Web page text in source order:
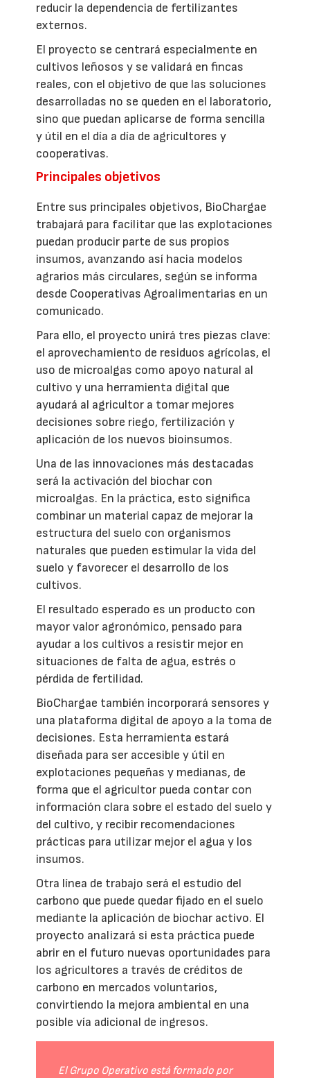
reducir la dependencia de fertilizantes
externos.
El proyecto se centrará especialmente en
cultivos leñosos y se validará en fincas
reales, con el objetivo de que las soluciones
desarrolladas no se queden en el laboratorio,
sino que puedan aplicarse de forma sencilla
y útil en el día a día de agricultores y
cooperativas.
Principales objetivos
Entre sus principales objetivos, BioChargae
trabajará para facilitar que las explotaciones
puedan producir parte de sus propios
insumos, avanzando así hacia modelos
agrarios más circulares, según se informa
desde Cooperativas Agroalimentarias en un
comunicado.
Para ello, el proyecto unirá tres piezas clave:
el aprovechamiento de residuos agrícolas, el
uso de microalgas como apoyo natural al
cultivo y una herramienta digital que
ayudará al agricultor a tomar mejores
decisiones sobre riego, fertilización y
aplicación de los nuevos bioinsumos.
Una de las innovaciones más destacadas
será la activación del biochar con
microalgas. En la práctica, esto significa
combinar un material capaz de mejorar la
estructura del suelo con organismos
naturales que pueden estimular la vida del
suelo y favorecer el desarrollo de los
cultivos.
El resultado esperado es un producto con
mayor valor agronómico, pensado para
ayudar a los cultivos a resistir mejor en
situaciones de falta de agua, estrés o
pérdida de fertilidad.
BioChargae también incorporará sensores y
una plataforma digital de apoyo a la toma de
decisiones. Esta herramienta estará
diseñada para ser accesible y útil en
explotaciones pequeñas y medianas, de
forma que el agricultor pueda contar con
información clara sobre el estado del suelo y
del cultivo, y recibir recomendaciones
prácticas para utilizar mejor el agua y los
insumos.
Otra línea de trabajo será el estudio del
carbono que puede quedar fijado en el suelo
mediante la aplicación de biochar activo. El
proyecto analizará si esta práctica puede
abrir en el futuro nuevas oportunidades para
los agricultores a través de créditos de
carbono en mercados voluntarios,
convirtiendo la mejora ambiental en una
posible vía adicional de ingresos.
El Grupo Operativo está formado por